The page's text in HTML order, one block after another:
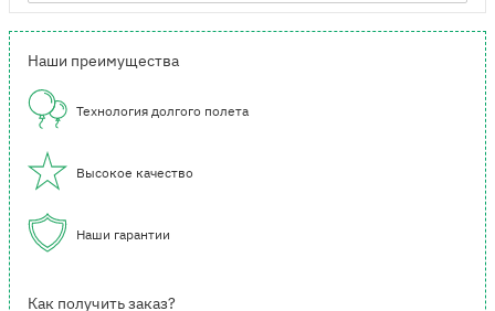
Наши преимущества
Технология долгого полета
Высокое качество
Наши гарантии
Как получить заказ?